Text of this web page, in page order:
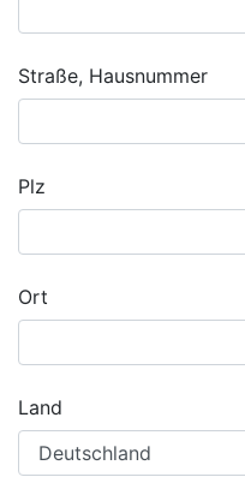
Straße, Hausnummer
Plz
Ort
Land